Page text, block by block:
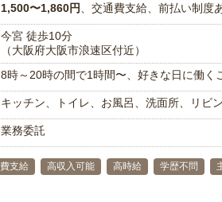
1,500〜1,860円 、交通費支給、前払い制度
今宮 徒歩10分
（大阪府大阪市浪速区付近）
8時～20時の間で1時間〜、好きな日に働く
キッチン、トイレ、お風呂、洗面所、リビ
業務委託
支給 高収入可能 高時給 学歴不問